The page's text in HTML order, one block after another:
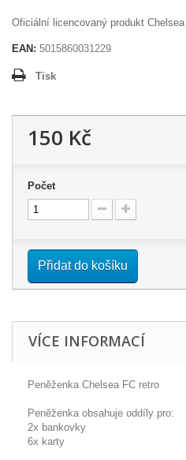
Oficiální licencovaný produkt
EAN: 5015860031229
Tisk
150 Kč
Počet
Přidat do košíku
VÍCE INFORMACÍ
Peněženka Chelsea FC retro
Peněženka obsahuje oddíly pro:
2x bankovky
6x karty